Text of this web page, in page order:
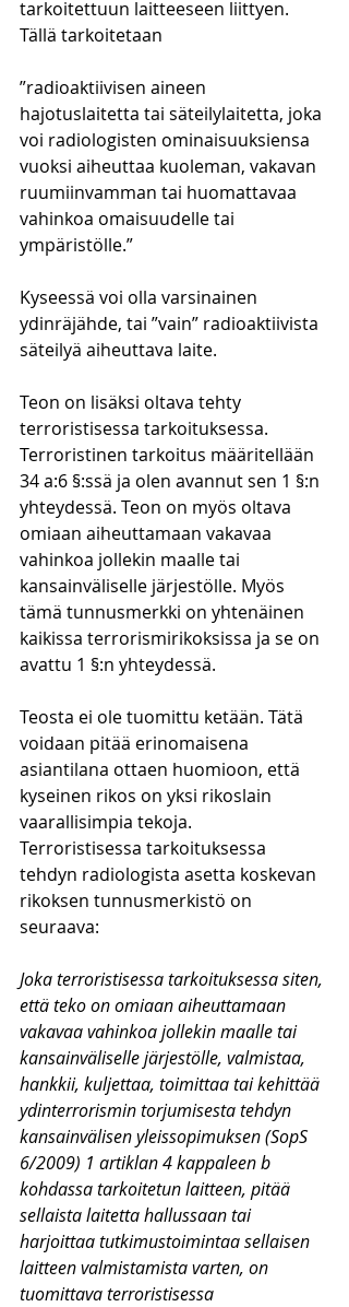
tarkoitettuun laitteeseen liittyen.
Tällä tarkoitetaan
”radioaktiivisen aineen
hajotuslaitetta tai säteilylaitetta, joka
voi radiologisten ominaisuuksiensa
vuoksi aiheuttaa kuoleman, vakavan
ruumiinvamman tai huomattavaa
vahinkoa omaisuudelle tai
ympäristölle.”
Kyseessä voi olla varsinainen
ydinräjähde, tai ”vain” radioaktiivista
säteilyä aiheuttava laite.
Teon on lisäksi oltava tehty
terroristisessa tarkoituksessa.
Terroristinen tarkoitus määritellään
34 a:6 §:ssä ja olen avannut sen 1 §:n
yhteydessä. Teon on myös oltava
omiaan aiheuttamaan vakavaa
vahinkoa jollekin maalle tai
kansainväliselle järjestölle. Myös
tämä tunnusmerkki on yhtenäinen
kaikissa terrorismirikoksissa ja se on
avattu 1 §:n yhteydessä.
Teosta ei ole tuomittu ketään. Tätä
voidaan pitää erinomaisena
asiantilana ottaen huomioon, että
kyseinen rikos on yksi rikoslain
vaarallisimpia tekoja.
Terroristisessa tarkoituksessa
tehdyn radiologista asetta koskevan
rikoksen tunnusmerkistö on
seuraava:
Joka terroristisessa tarkoituksessa siten,
että teko on omiaan aiheuttamaan
vakavaa vahinkoa jollekin maalle tai
kansainväliselle järjestölle, valmistaa,
hankkii, kuljettaa, toimittaa tai kehittää
ydinterrorismin torjumisesta tehdyn
kansainvälisen yleissopimuksen (SopS
6/2009) 1 artiklan 4 kappaleen b
kohdassa tarkoitetun laitteen, pitää
sellaista laitetta hallussaan tai
harjoittaa tutkimustoimintaa sellaisen
laitteen valmistamista varten, on
tuomittava terroristisessa